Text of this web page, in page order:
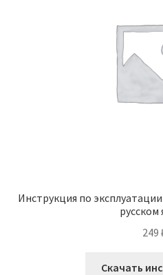
Инструкция по
русском
249
Скачать